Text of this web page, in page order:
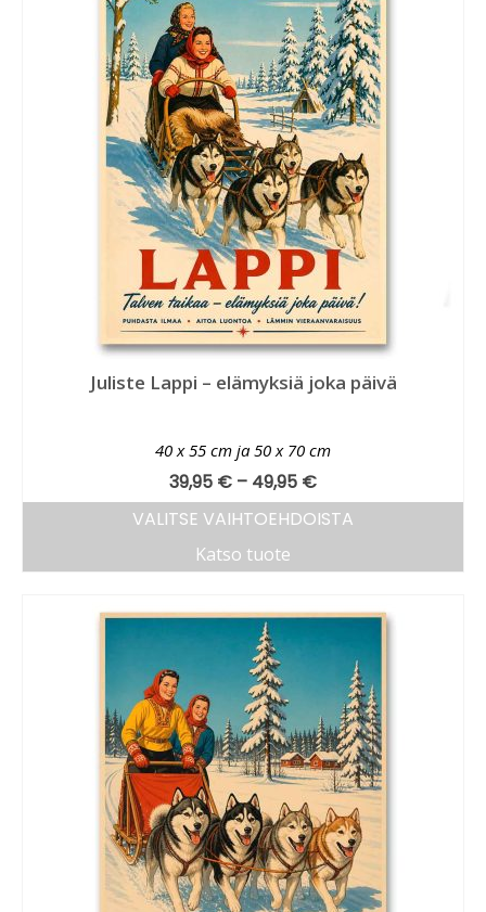
Juliste Lappi – elämyksiä joka päivä
40 x 55 cm ja 50 x 70 cm
39,95 € – 49,95 €
VALITSE VAIHTOEHDOISTA
Katso tuote